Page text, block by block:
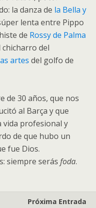
la danza de la Bella y
lenta entre Pippo
de Rossy de Palma
del
artes del golfo de
de 30 años, que nos
al Barça y que
vida profesional y
de que hubo un
fue Dios.
siempre serás foda.
Próxima Entrada